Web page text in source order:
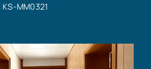
MM0321